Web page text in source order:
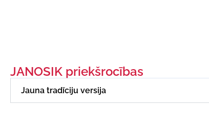
JANOSIK priekšrocības
Jauna tradīciju versija